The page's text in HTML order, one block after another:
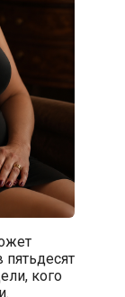
кого